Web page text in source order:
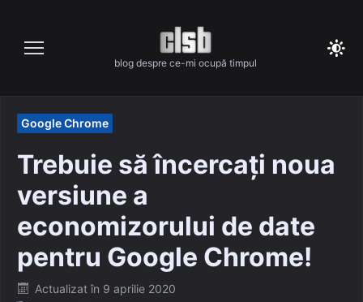
content
blog despre ce-mi ocupă timpul
Google Chrome
Trebuie să încercați noua
versiune a
economizorului de date
pentru Google Chrome!
Posted
Actualizat în 9 aprilie 2020